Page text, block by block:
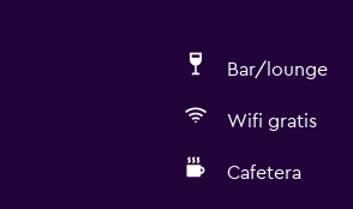
Bar/lounge
Wifi gratis
Cafetera